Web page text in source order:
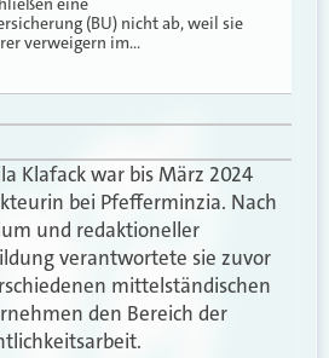
(BU) nicht ab, weil sie
verweigern im…
Klafack war bis März 2024
bei Pfefferminzia. Nach
und redaktioneller
verantwortete sie zuvor
mittelständischen
den Bereich der